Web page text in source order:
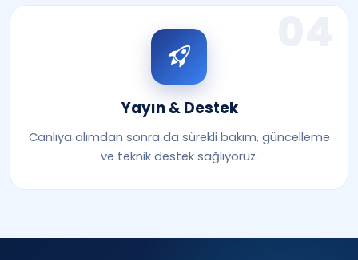
Yayın & Destek
Canlıya alımdan sonra da sürekli bakım, güncelleme
ve teknik destek sağlıyoruz.